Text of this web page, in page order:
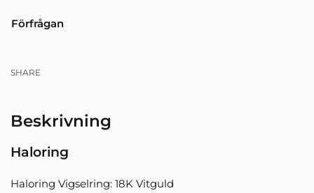
Förfrågan
SHARE
Beskrivning
Haloring
Haloring Vigselring: 18K Vitguld